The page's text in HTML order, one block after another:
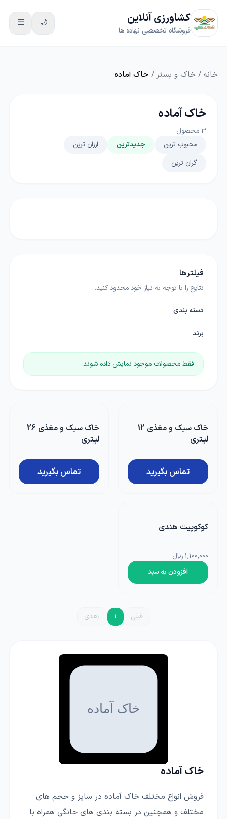
کشاورزی آنلاین
فروشگاه تخصصی نهاده ها
🌙
☰
خانه / خاک و بستر / خاک آماده
خاک آماده
3محصول
محبوب ترین
جدیدترین
ارزان ترین
گران ترین
فیلترها
نتایج را با توجه به نیاز خود محدود کنید.
دسته بندی
برند
فقط محصولات موجود نمایش داده شوند
خاک سبک و مغذی 12
لیتری
تماس بگیرید
خاک سبک و مغذی 26
لیتری
تماس بگیرید
کوکوپیت هندی
1,100,000 ریال
افزودن به سبد
قبلی 1 بعدی
خاک آماده
فروش انواع مختلف خاک آماده در سایز و حجم های
مختلف و همچنین در بسته بندی های خانگی همراه با